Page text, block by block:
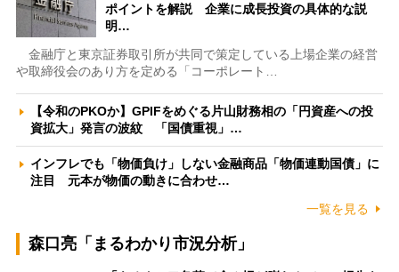
ポイントを解説 企業に成長投資の具体的な説
明…
金融庁と東京証券取引所が共同で策定している上場企業の経営
や取締役会のあり方を定める「コーポレート…
【令和のPKOか】GPIFをめぐる片山財務相の「円資産への投
資拡大」発言の波紋 「国債重視」…
インフレでも「物価負け」しない金融商品「物価連動国債」に
注目 元本が物価の動きに合わせ…
一覧を見る
森口亮「まるわかり市況分析」